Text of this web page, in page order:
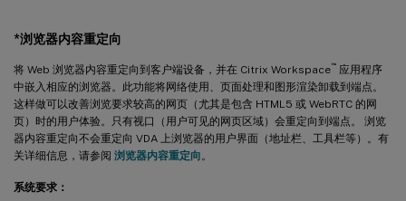
*浏览器内容重定向
将 Web 浏览器内容重定向到客户端设备，并在 Citrix Workspace™
应用程序
中嵌入相应的浏览器。此功能将网络使用、页面处理和图形渲染卸载到端点。
这样做可以改善浏览要求较高的网页（尤其是包含 HTML5 或 WebRTC 的网
页）时的用户体验。只有视口（用户可见的网页区域）会重定向到端点。 浏览
器内容重定向不会重定向 VDA 上浏览器的用户界面（地址栏、工具栏等）。有
关详细信息，请参阅 浏览器内容重定向 。
系统要求：